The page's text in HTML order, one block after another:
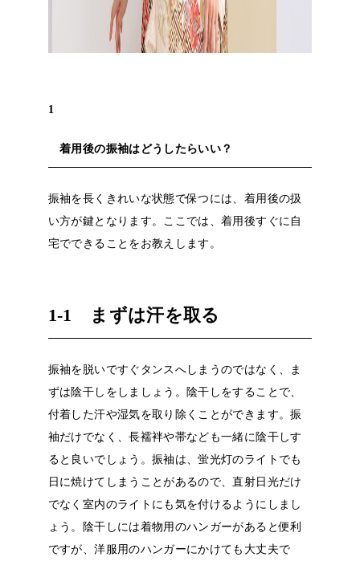
1
着用後の振袖はどうしたらいい？
振袖を長くきれいな状態で保つには、着用後の扱
い方が鍵となります。ここでは、着用後すぐに自
宅でできることをお教えします。
1-1 まずは汗を取る
振袖を脱いですぐタンスへしまうのではなく、ま
ずは陰干しをしましょう。陰干しをすることで、
付着した汗や湿気を取り除くことができます。振
袖だけでなく、長襦袢や帯なども一緒に陰干しす
ると良いでしょう。振袖は、蛍光灯のライトでも
日に焼けてしまうことがあるので、直射日光だけ
でなく室内のライトにも気を付けるようにしまし
ょう。陰干しには着物用のハンガーがあると便利
ですが、洋服用のハンガーにかけても大丈夫で